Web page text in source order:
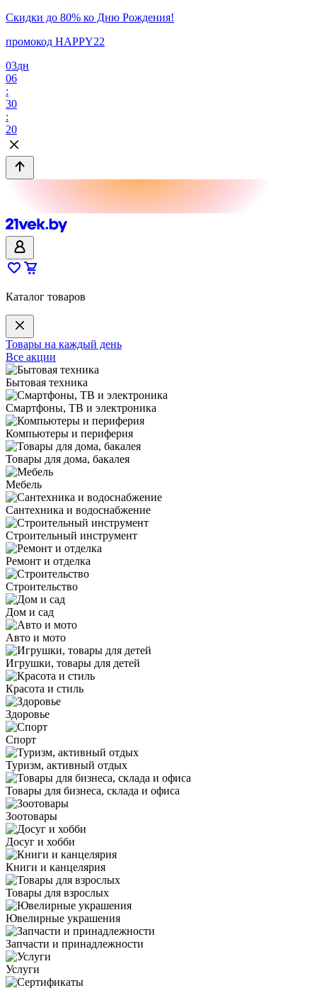
Скидки до 80% ко Дню Рождения!
промокод HAPPY22
03дн
06
:
30
:
20
Каталог товаров
Товары на каждый день
Все акции
Бытовая техника
Смартфоны, ТВ и электроника
Компьютеры и периферия
Товары для дома, бакалея
Мебель
Сантехника и водоснабжение
Строительный инструмент
Ремонт и отделка
Строительство
Дом и сад
Авто и мото
Игрушки, товары для детей
Красота и стиль
Здоровье
Спорт
Туризм, активный отдых
Товары для бизнеса, склада и офиса
Зоотовары
Досуг и хобби
Книги и канцелярия
Товары для взрослых
Ювелирные украшения
Запчасти и принадлежности
Услуги